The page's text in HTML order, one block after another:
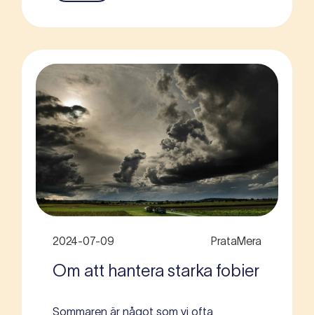
2024-07-09 PrataMera
Om att hantera starka fobier
Sommaren är något som vi ofta